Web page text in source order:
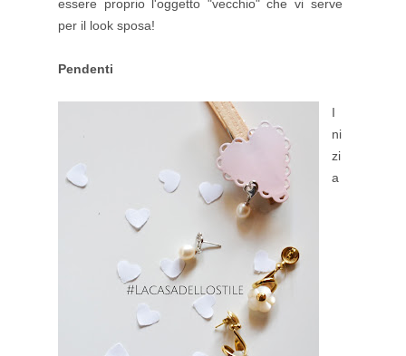
essere proprio l'oggetto "vecchio" che vi serve
per il look sposa!
Pendenti
I
ni
zi
a